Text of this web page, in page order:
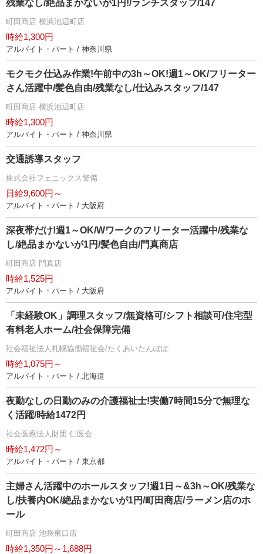
残業なし/絶品まかないが1円!/ランチスタッフ/147
町田商店 横浜池辺町店
時給1,300円
アルバイト・パート / 神奈川県
モクモク仕込み作業!午前中の3h～OK!週1～OK/フリーター
さん活躍中/髪色自由/残業なし/仕込みスタッフ/147
町田商店 横浜池辺町店
時給1,300円
アルバイト・パート / 神奈川県
交通誘導スタッフ
株式会社フェニックス警備
日給9,600円～
アルバイト・パート / 大阪府
深夜帯だけ!週1～OK/Wワークのフリーター活躍中/残業な
し/絶品まかないが1円/髪色自由/門真商店
町田商店 門真店
時給1,525円
アルバイト・パート / 大阪府
「未経験OK」調理スタッフ/無資格可/シフト相談可/住宅型
有料老人ホーム/社会保障完備
社会福祉法人札幌協働福祉会/たくあいたんぽぽ
時給1,075円～
アルバイト・パート / 北海道
夜勤なしの日勤のみの介護福祉士!実働7時間15分で無理な
く活躍/時給1472円
社会医療法人財団 仁医会
時給1,472円～
アルバイト・パート / 東京都
主婦さん活躍中のホールスタッフ!週1日～&3h～OK/残業な
し/扶養内OK/絶品まかないが1円/町田商店/ラーメン店のホ
ール
町田商店 池袋東口店
時給1,350円～1,688円